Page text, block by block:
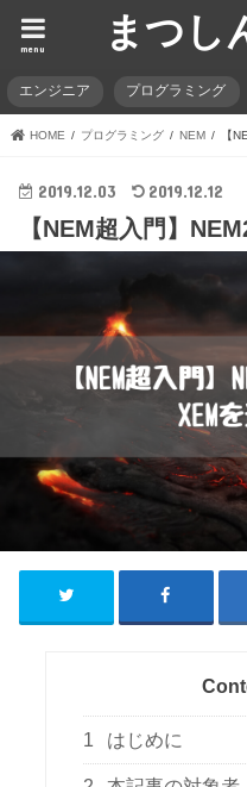
まつし
menu
エンジニア プログラミング
HOME プログラミング NEM 【
2019.12.03 2019.12.12
【NEM超入門】
1 はじめに